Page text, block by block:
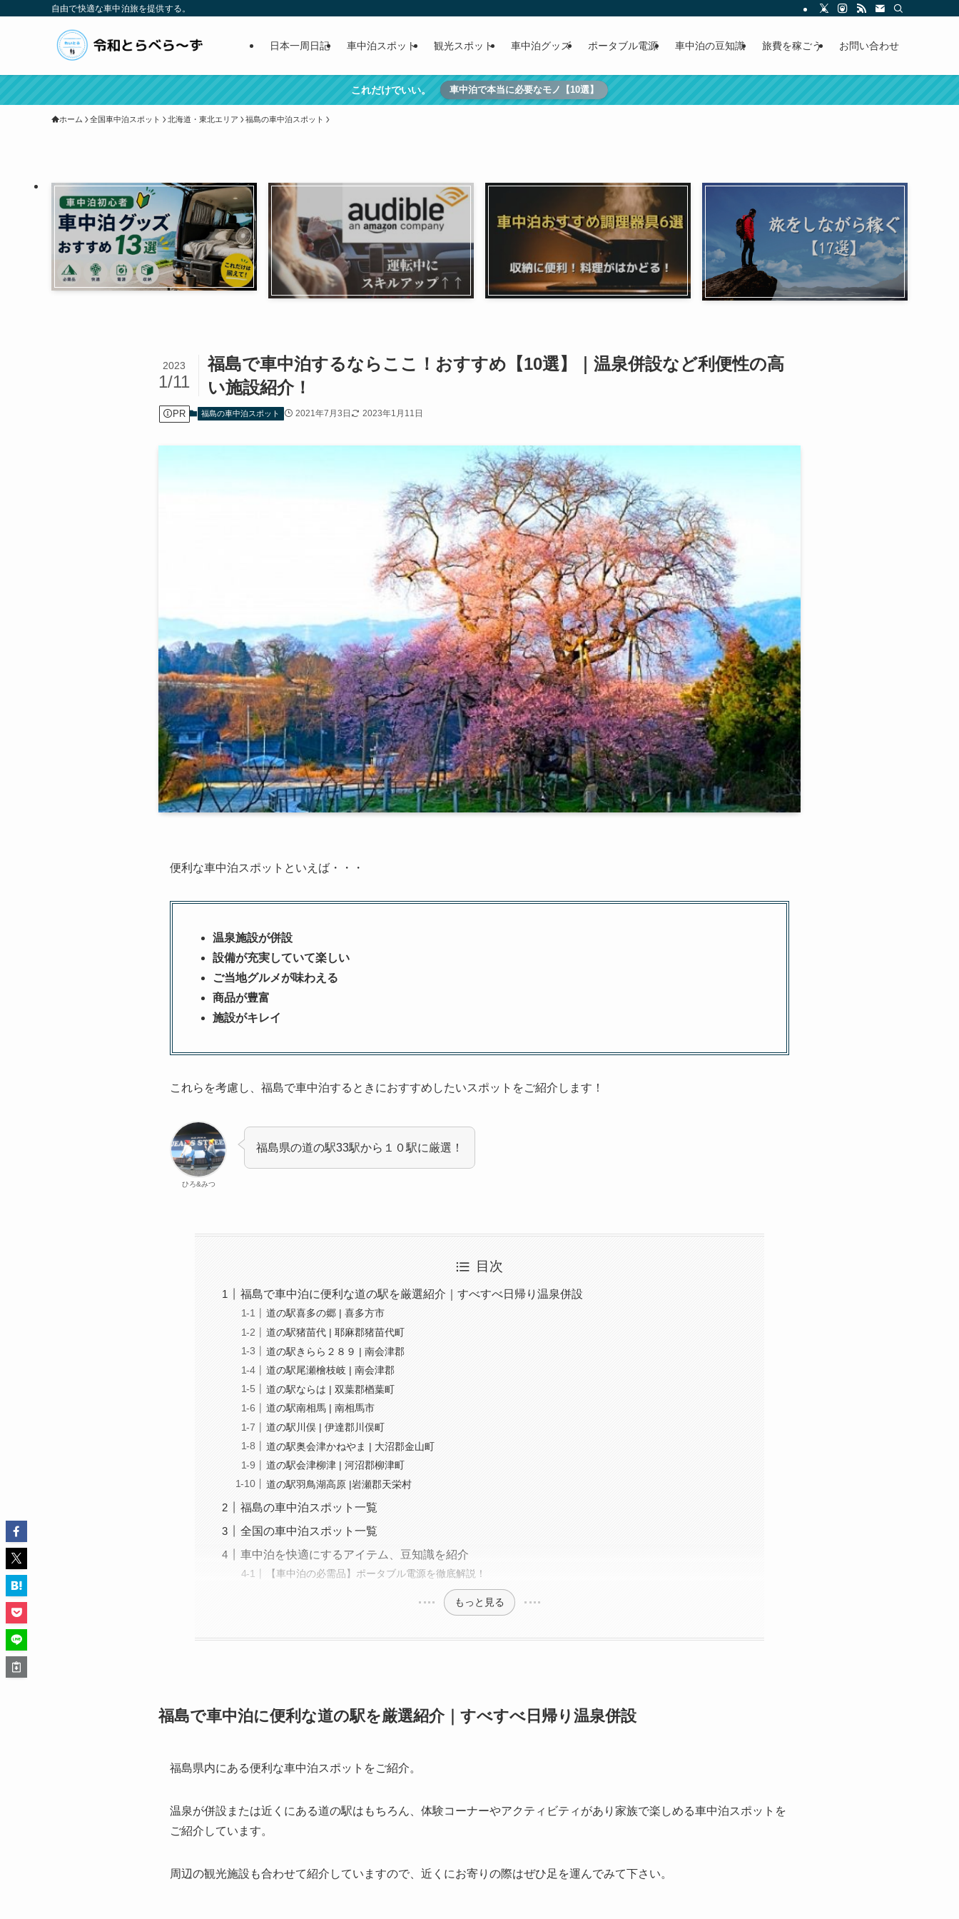
自由で快適な車中泊旅を提供する。
日本一周日記 車中泊スポット 観光スポット 車中泊グッズ ポータブル電源 車中泊の豆知識 旅費を稼ごう お問い合わせ
これだけでいい。 車中泊で本当に必要なモノ【10選】
ホーム 全国車中泊スポット 北海道・東北エリア 福島の車中泊スポット
福島で車中泊するならここ！おすすめ【10選】｜温泉併設など利便性の高
い施設紹介！
2023
1/11
PR 福島の車中泊スポット 2021年7月3日 2023年1月11日
便利な車中泊スポットといえば・・・
温泉施設が併設
設備が充実していて楽しい
ご当地グルメが味わえる
商品が豊富
施設がキレイ
これらを考慮し、福島で車中泊するときにおすすめしたいスポットをご紹介します！
ひろ&みつ
福島県の道の駅33駅から１０駅に厳選！
目次
福島で車中泊に便利な道の駅を厳選紹介｜すべすべ日帰り温泉併設
道の駅喜多の郷 | 喜多方市
道の駅猪苗代 | 耶麻郡猪苗代町
道の駅きらら２８９ | 南会津郡
道の駅尾瀬檜枝岐 | 南会津郡
道の駅ならは | 双葉郡楢葉町
道の駅南相馬 | 南相馬市
道の駅川俣 | 伊達郡川俣町
道の駅奥会津かねやま | 大沼郡金山町
道の駅会津柳津 | 河沼郡柳津町
道の駅羽鳥湖高原 |岩瀬郡天栄村
福島の車中泊スポット一覧
全国の車中泊スポット一覧
車中泊を快適にするアイテム、豆知識を紹介
【車中泊の必需品】ポータブル電源を徹底解説！
もっと見る
福島で車中泊に便利な道の駅を厳選紹介｜すべすべ日帰り温泉併設
福島県内にある便利な車中泊スポットをご紹介。
温泉が併設または近くにある道の駅はもちろん、体験コーナーやアクティビティがあり家族で楽しめる車中泊スポットを
ご紹介しています。
周辺の観光施設も合わせて紹介していますので、近くにお寄りの際はぜひ足を運んでみて下さい。